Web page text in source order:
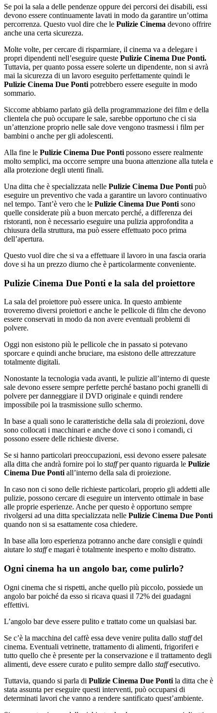
Se poi la sala a delle pendenze oppure dei percorsi dei disabili, essi
devono essere continuamente lavati in modo da garantire un’ottima
percorrenza. Questo vuol dire che le Pulizie Cinema devono offrire
anche una certa sicurezza.
Molte volte, per cercare di risparmiare, il cinema va a delegare i
propri dipendenti nell’eseguire queste Pulizie Cinema Due Ponti.
Tuttavia, per quanto possa essere solerte un dipendente, non si avrà
mai la sicurezza di un lavoro eseguito perfettamente quindi le
Pulizie Cinema Due Ponti potrebbero essere eseguite in modo
sommario.
Siccome abbiamo parlato già della programmazione dei film e della
clientela che può occupare le sale, sarebbe opportuno che ci sia
un’attenzione proprio nelle sale dove vengono trasmessi i film per
bambini o anche per gli adolescenti.
Alla fine le Pulizie Cinema Due Ponti possono essere realmente
molto semplici, ma occorre sempre una buona attenzione alla tutela e
alla protezione degli utenti finali.
Una ditta che è specializzata nelle Pulizie Cinema Due Ponti può
eseguire un preventivo che vada a garantire un lavoro continuativo
nel tempo. Tant’è vero che le Pulizie Cinema Due Ponti sono
quelle considerate più a buon mercato perché, a differenza dei
ristoranti, non è necessario eseguire una pulizia approfondita a
chiusura della struttura, ma può essere effettuato poco prima
dell’apertura.
Questo vuol dire che si va a effettuare il lavoro in una fascia oraria
dove si ha un prezzo diurno che è particolarmente conveniente.
Pulizie Cinema Due Ponti e la sala del proiettore
La sala del proiettore può essere unica. In questo ambiente
troveremo diversi proiettori e anche le pellicole di film che devono
essere conservati in modo da non avere eventuali problemi di
polvere.
Oggi non esistono più le pellicole che in passato si potevano
sporcare e quindi anche bruciare, ma esistono delle attrezzature
totalmente digitali.
Nonostante la tecnologia vada avanti, le pulizie all’interno di queste
sale devono essere sempre perfette perché bastano pochi granelli di
polvere per danneggiare il DVD originale e quindi rendere
impossibile poi la trasmissione sullo schermo.
In base a quali sono le caratteristiche della sala di proiezioni, dove
sono collocati i macchinari e anche dove ci sono i comandi, ci
possono essere delle richieste diverse.
Se si hanno particolari preoccupazioni, essi devono essere palesate
alla ditta che andrà fornire poi lo staffper quanto riguarda le Pulizie
Cinema Due Ponti all’interno della sala di proiezione.
In caso non ci sono delle richieste particolari, proprio gli addetti alle
pulizie, possono cercare di eseguire un intervento ottimale in base
alle proprie esperienze. Anche per questo è opportuno sempre
rivolgersi ad una ditta specializzata nelle Pulizie Cinema Due Ponti
quando non si sa esattamente cosa chiedere.
In base alla loro esperienza potranno anche dare consigli e quindi
aiutare lo staffe magari è totalmente inesperto e molto distratto.
Ogni cinema ha un angolo bar, come pulirlo?
Ogni cinema che si rispetti, anche quello più piccolo, possiede un
angolo bar poiché da esso si ricava quasi il 72% dei guadagni
effettivi.
L’angolo bar deve essere pulito e trattato come un qualsiasi bar.
Se c’è la macchina del caffè essa deve venire pulita dallo staffdel
cinema. Eventuali vetrinette, trattamento di alimenti, frigoriferi e
tutto quello che è presente per la conservazione e il trattamento degli
alimenti, deve essere curato e pulito sempre dallo staffesecutivo.
Tuttavia, quando si parla di Pulizie Cinema Due Ponti la ditta che è
stata assunta per eseguire questi interventi, può occuparsi di
determinati lavori che vanno a rendere santificato quest’ambiente.